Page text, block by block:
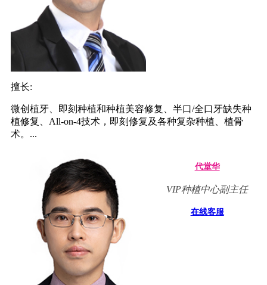
擅长:
微创植牙、即刻种植和种植美容修复、半口/全口牙缺失种
植修复、All-on-4技术，即刻修复及各种复杂种植、植骨
术。...
代堂华
VIP种植中心副主任
在线客服